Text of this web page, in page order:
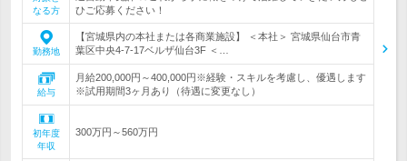
なる方
ひご応募ください！
勤務地
【宮城県内の本社または各商業施設】 ＜本社＞ 宮城県仙台市青
葉区中央4-7-17ベルザ仙台3F ＜…
給与
月給200,000円～400,000円※経験・スキルを考慮し、優遇します
※試用期間3ヶ月あり（待遇に変更なし）
初年度
年収
300万円～560万円